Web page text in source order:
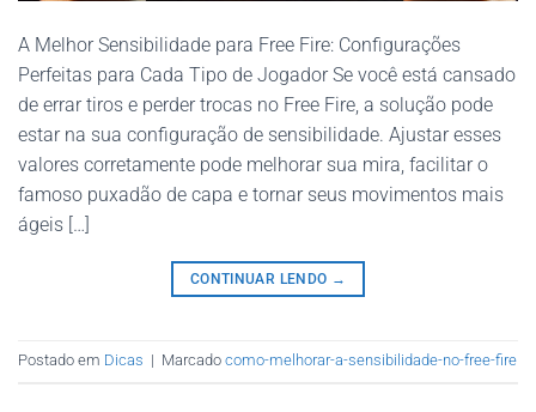
A Melhor Sensibilidade para Free Fire: Configurações
Perfeitas para Cada Tipo de Jogador Se você está cansado
de errar tiros e perder trocas no Free Fire, a solução pode
estar na sua configuração de sensibilidade. Ajustar esses
valores corretamente pode melhorar sua mira, facilitar o
famoso puxadão de capa e tornar seus movimentos mais
ágeis […]
CONTINUAR LENDO →
Postado em Dicas | Marcado como-melhorar-a-sensibilidade-no-free-fire